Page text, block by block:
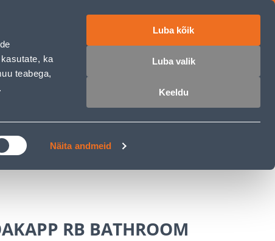
ka
teabega,
Näita andmeid
Luba kõik
Luba valik
Keeldu
sisse
RB BATHROOM